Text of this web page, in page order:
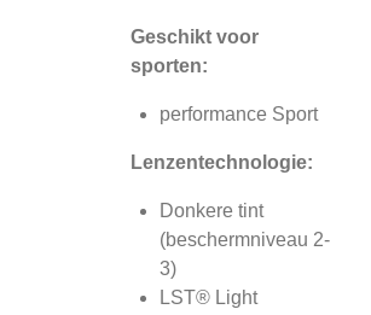
Geschikt voor
sporten:
performance Sport
Lenzentechnologie:
Donkere tint
(beschermniveau 2-
3)
LST® Light